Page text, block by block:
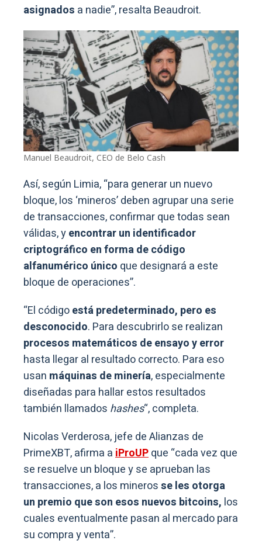
asignados a nadie”, resalta Beaudroit.
Manuel Beaudroit, CEO de Belo Cash
Así, según Limia, “para generar un nuevo
bloque, los ‘mineros’ deben agrupar una serie
de transacciones, confirmar que todas sean
válidas, yencontrar un identificador
criptográfico en forma de código
alfanumérico único que designará a este
bloque de operaciones”.
“El códigoestá predeterminado, pero es
desconocido. Para descubrirlo se realizan
procesos matemáticos de ensayo y error
hasta llegar al resultado correcto. Para eso
usan máquinas de minería, especialmente
diseñadas para hallar estos resultados
también llamados hashes“, completa.
Nicolas Verderosa, jefe de Alianzas de
PrimeXBT, afirma aiProUPque “cada vez que
se resuelve un bloque y se aprueban las
transacciones, a los minerosse les otorga
un premio que son esos nuevos bitcoins, los
cuales eventualmente pasan al mercado para
su compra y venta”.